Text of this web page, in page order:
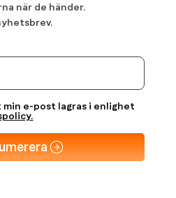
när de händer.
e-post lagras i enlighet